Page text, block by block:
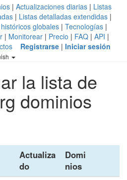
| Actualizaciones diarias | Listas
| Listas detalladas extendidas |
globales | Tecnologías |
| Monitorear | Precio | FAQ | API |
Registrarse | Iniciar sesión
la lista de
dominios
Actualiza
do
Domi
nios